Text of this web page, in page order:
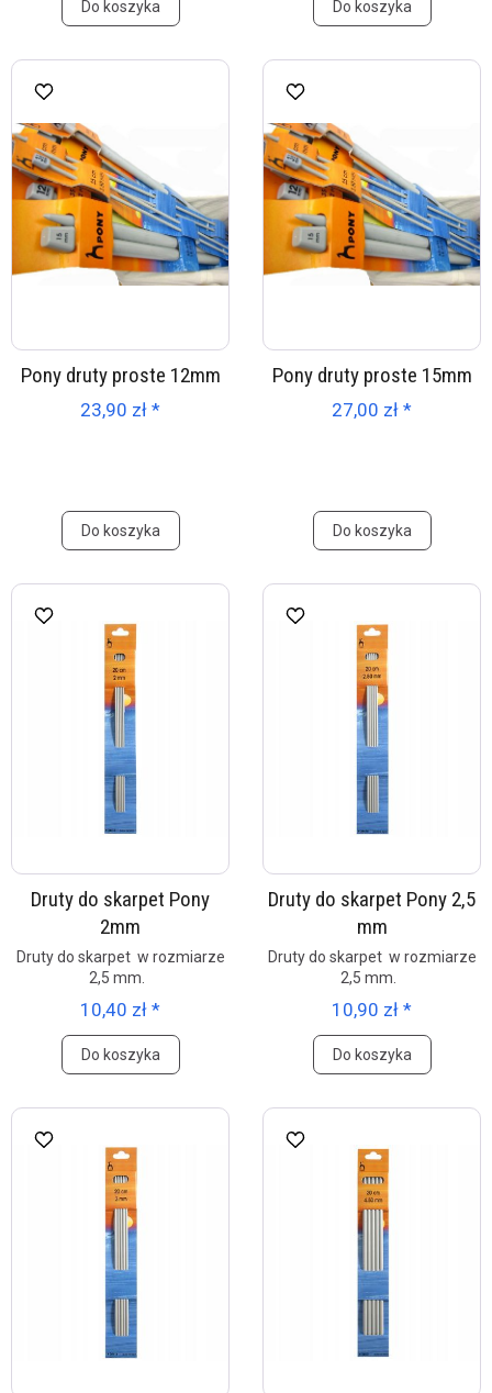
Do koszyka Do koszyka
Pony druty proste 12mm
23,90 zł *
Do koszyka
Pony druty proste 15mm
27,00 zł *
Do koszyka
Druty do skarpet Pony
2mm
Druty do skarpet w rozmiarze
2,5 mm.
10,40 zł *
Do koszyka
Druty do skarpet Pony 2,5
mm
Druty do skarpet w rozmiarze
2,5 mm.
10,90 zł *
Do koszyka